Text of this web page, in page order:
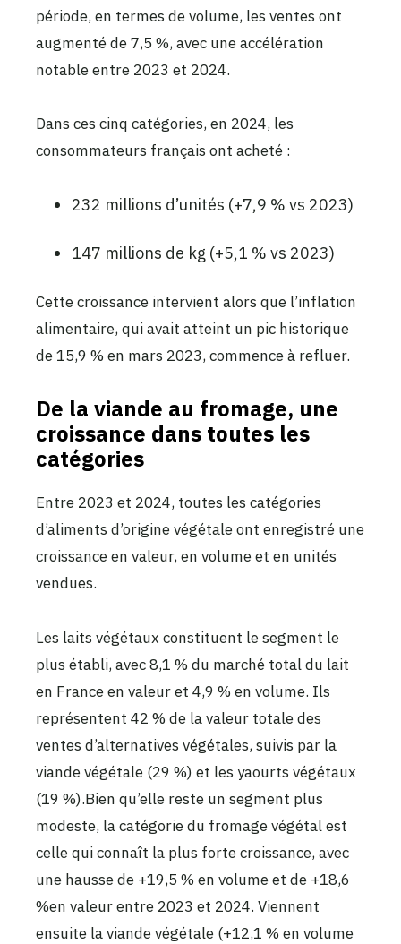
période, en termes de volume, les ventes ont
augmenté de 7,5 %, avec une accélération
notable entre 2023 et 2024.
Dans ces cinq catégories, en 2024, les
consommateurs français ont acheté :
232 millions d’unités (+7,9 % vs 2023)
147 millions de kg (+5,1 % vs 2023)
Cette croissance intervient alors que l’inflation
alimentaire, qui avait atteint un pic historique
de 15,9 % en mars 2023, commence à refluer.
De la viande au fromage, une
croissance dans toutes les
catégories
Entre 2023 et 2024, toutes les catégories
d’aliments d’origine végétale ont enregistré une
croissance en valeur, en volume et en unités
vendues.
Les laits végétaux constituent le segment le
plus établi, avec 8,1 % du marché total du lait
en France en valeur et 4,9 % en volume. Ils
représentent 42 % de la valeur totale des
ventes d’alternatives végétales, suivis par la
viande végétale (29 %) et les yaourts végétaux
(19 %).Bien qu’elle reste un segment plus
modeste, la catégorie du fromage végétal est
celle qui connaît la plus forte croissance, avec
une hausse de +19,5 % en volume et de +18,6
%en valeur entre 2023 et 2024. Viennent
ensuite la viande végétale (+12,1 % en volume